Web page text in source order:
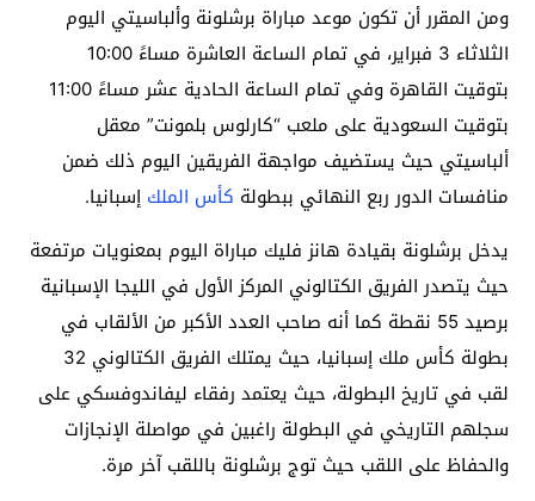
ومن المقرر أن تكون موعد مباراة برشلونة وألباسيتي اليوم
الثلاثاء 3 فبراير، في تمام الساعة العاشرة مساءً 10:00
بتوقيت القاهرة وفي تمام الساعة الحادية عشر مساءً 11:00
بتوقيت السعودية على ملعب “كارلوس بلمونت” معقل
ألباسيتي حيث يستضيف مواجهة الفريقين اليوم ذلك ضمن
منافسات الدور ربع النهائي ببطولة كأس الملك إسبانيا.
يدخل برشلونة بقيادة هانز فليك مباراة اليوم بمعنويات مرتفعة
حيث يتصدر الفريق الكتالوني المركز الأول في الليجا الإسبانية
برصيد 55 نقطة كما أنه صاحب العدد الأكبر من الألقاب في
بطولة كأس ملك إسبانيا، حيث يمتلك الفريق الكتالوني 32
لقب في تاريخ البطولة، حيث يعتمد رفقاء ليفاندوفسكي على
سجلهم التاريخي في البطولة راغبين في مواصلة الإنجازات
والحفاظ على اللقب حيث توج برشلونة باللقب آخر مرة.